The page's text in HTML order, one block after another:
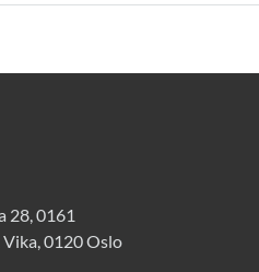
28, 0161
0120 Oslo